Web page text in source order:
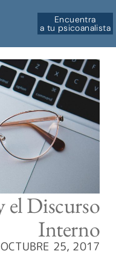
Encuentra
a tu psicoanalista
el Discurso
Interno
OCTUBRE 25, 2017